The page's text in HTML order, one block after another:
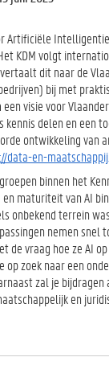
Artificiële
KDM volgt
dit naar de
bij met
visie voor
delen en een
ontwikkeling van
data-en-
binnen het
maturiteit van AI
onbekend terrein
nemen
de vraag hoe ze AI
zoek naar een
zal je
en